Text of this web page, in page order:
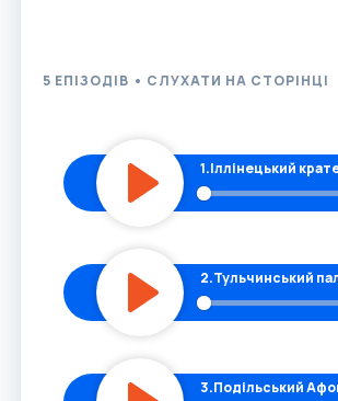
5 ЕПІЗОДІВ • СЛУХАТИ НА СТОРІНЦІ
1.Іллінецький
2.Тульчинський
3.Подільський